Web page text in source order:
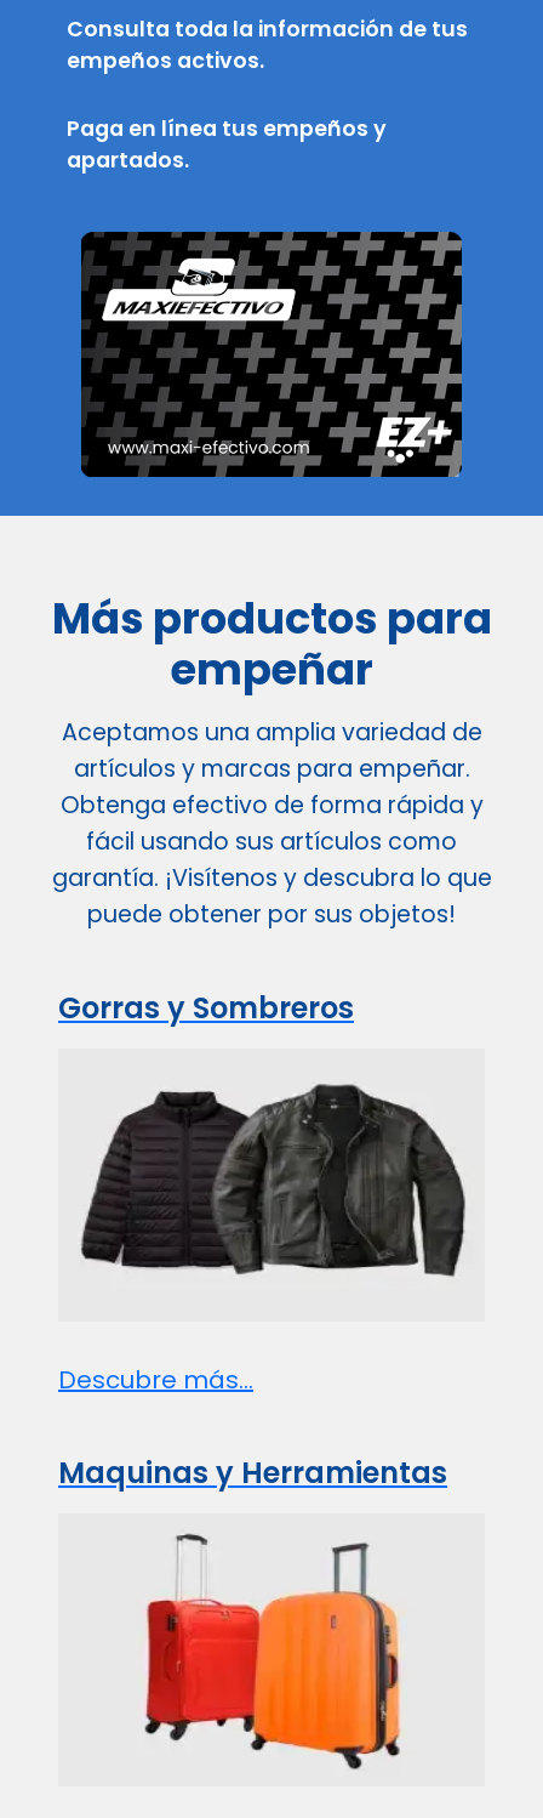
Consulta toda la información de tus
empeños activos.
Paga en línea tus empeños y
apartados.
Más productos para
empeñar
Aceptamos una amplia variedad de
artículos y marcas para empeñar.
Obtenga efectivo de forma rápida y
fácil usando sus artículos como
garantía. ¡Visítenos y descubra lo que
puede obtener por sus objetos!
Gorras y Sombreros
Descubre más...
Maquinas y Herramientas